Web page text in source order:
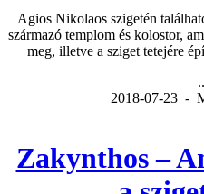
Agios Nikolaos szigetén
származó templom és kolostor,
meg, illetve a sziget tetejére
2018-07-23 -
Zakynthos –